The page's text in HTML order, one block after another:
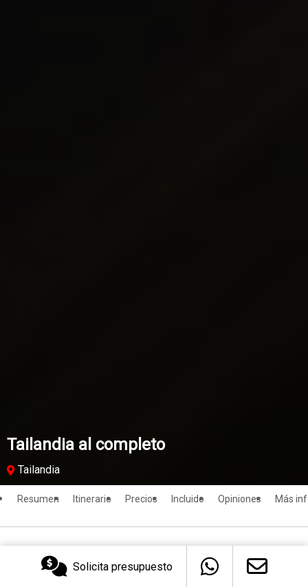
Solicita presupuesto
Tailandia al completo
Tailandia
Resumen Itinerario Precios Incluido Opiniones Más